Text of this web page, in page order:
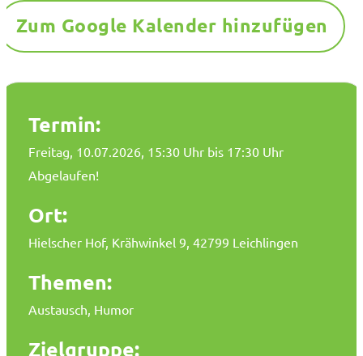
Zum Google Kalender hinzufügen
Termin:
Freitag, 10.07.2026 , 15:30 Uhr bis 17:30 Uhr
Abgelaufen!
Ort:
Hielscher Hof, Krähwinkel 9, 42799 Leichlingen
Themen:
Austausch, Humor
Zielgruppe: